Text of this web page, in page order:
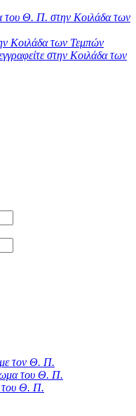
του Θ. Π. στην Κοιλάδα των
Κοιλάδα των Τεμπών
στην Κοιλάδα των
με τον Θ. Π.
του Θ. Π.
του Θ. Π.